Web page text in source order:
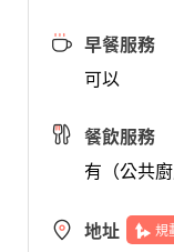
早餐服務
可以
餐飲服務
有（公共廚
地址 規